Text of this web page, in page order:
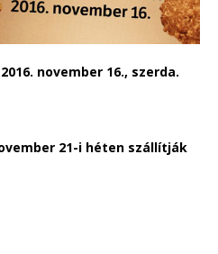
november 16., szerda.
21-i héten szállítják